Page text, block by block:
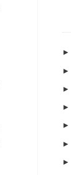
►
►
►
►
►
►
►